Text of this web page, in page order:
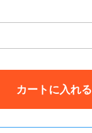
カートに入れる